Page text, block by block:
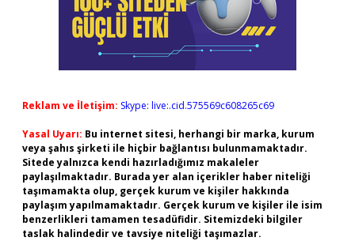
Reklam ve İletişim: Skype: live:.cid.575569c608265c69
Yasal Uyarı: Bu internet sitesi, herhangi bir marka, kurum
veya şahıs şirketi ile hiçbir bağlantısı bulunmamaktadır.
Sitede yalnızca kendi hazırladığımız makaleler
paylaşılmaktadır. Burada yer alan içerikler haber niteliği
taşımamakta olup, gerçek kurum ve kişiler hakkında
paylaşım yapılmamaktadır. Gerçek kurum ve kişiler ile isim
benzerlikleri tamamen tesadüfidir. Sitemizdeki bilgiler
taslak halindedir ve tavsiye niteliği taşımazlar.